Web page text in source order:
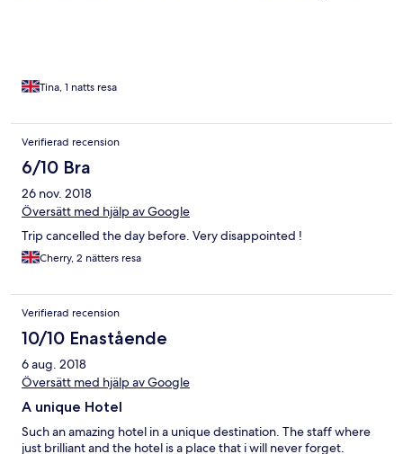
Tina, 1 natts resa
Verifierad recension
6/10 Bra
26 nov. 2018
Översätt med hjälp av Google
Trip cancelled the day before. Very disappointed !
Cherry, 2 nätters resa
Verifierad recension
10/10 Enastående
6 aug. 2018
Översätt med hjälp av Google
A unique Hotel
Such an amazing hotel in a unique destination. The staff where
just brilliant and the hotel is a place that i will never forget.